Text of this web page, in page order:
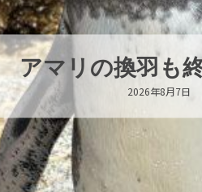
トビウオ幼魚
2026年8月6日